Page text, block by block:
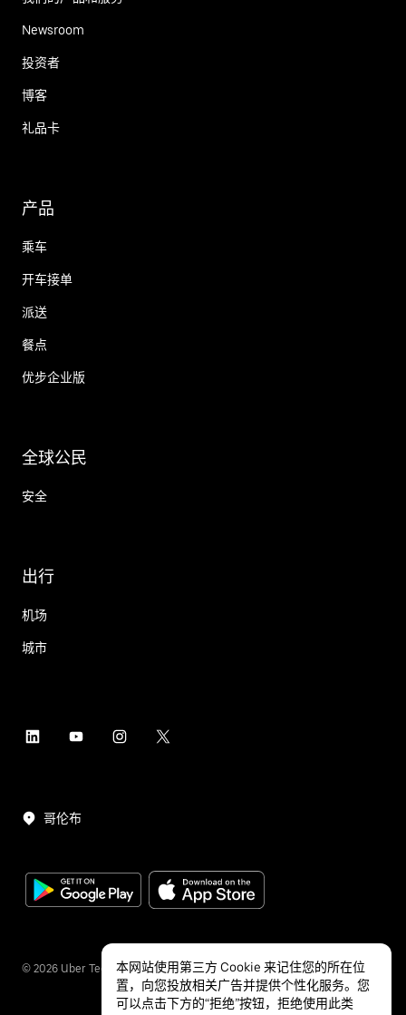
Newsroom
投资者
博客
礼品卡
产品
乘车
开车接单
派送
餐点
优步企业版
全球公民
安全
出行
机场
城市
哥伦布
© 2026 Uber Technologies Inc.
本网站使用第三方 Cookie 来记住您的所在位
置，向您投放相关广告并提供个性化服务。您
可以点击下方的“拒绝”按钮，拒绝使用此类